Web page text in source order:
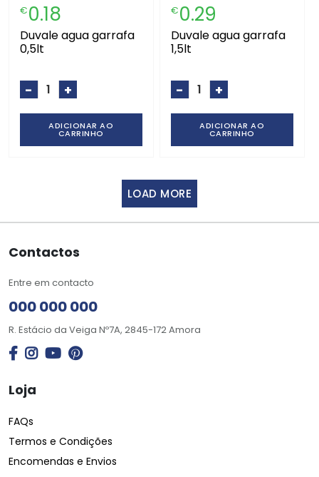
€0.18
duvale agua garrafa
0,5lt
- +
ADICIONAR AO
CARRINHO
€0.29
duvale agua garrafa
1,5lt
- +
ADICIONAR AO
CARRINHO
LOAD MORE
Contactos
Entre em contacto
000 000 000
R. Estácio da Veiga Nº7A, 2845-172 Amora
Loja
FAQs
Termos e Condições
Encomendas e Envios